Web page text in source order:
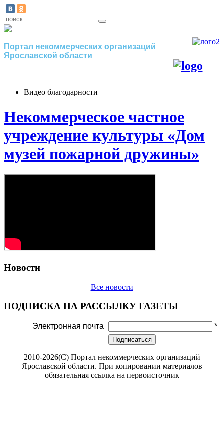
Портал некоммерческих организаций
Ярославской области
Видео благодарности
Некоммерческое частное
учреждение культуры «Дом
музей пожарной дружины»
Новости
Все новости
ПОДПИСКА НА РАССЫЛКУ ГАЗЕТЫ
Электронная почта *
Подписаться
2010-2026(С) Портал некоммерческих организаций
Ярославской области. При копировании материалов
обязательная ссылка на первоисточник